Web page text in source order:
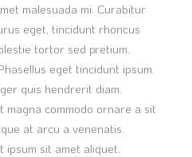
malesuada mi. Curabitur
eget, tincidunt rhoncus
tortor sed pretium.
eget tincidunt ipsum.
quis hendrerit diam.
magna commodo ornare a sit
at arcu a venenatis.
ipsum sit amet aliquet.